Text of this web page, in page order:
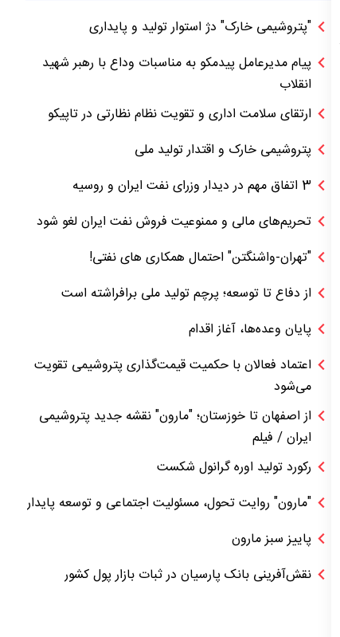
"پتروشیمی خارک" دژ استوار تولید و پایداری
پیام مدیرعامل پیدمکو به مناسبات وداع با رهبر شهید
انقلاب
ارتقای سلامت اداری و تقویت نظام نظارتی در تاپیکو
پتروشیمی خارک و اقتدار تولید ملی
3 اتفاق مهم در دیدار وزرای نفت ایران و روسیه
تحریم‌های مالی و ممنوعیت فروش نفت ایران لغو شود
"تهران-واشنگتن" احتمال همکاری های نفتی!
از دفاع تا توسعه؛ پرچم تولید ملی برافراشته است
پایان وعده‌ها، آغاز اقدام
اعتماد فعالان با حکمیت قیمت‌گذاری پتروشیمی تقویت
می‌شود
از اصفهان تا خوزستان؛ "مارون" نقشه جدید پتروشیمی
ایران / فیلم
رکورد تولید اوره گرانول شکست
"مارون" روایت تحول، مسئولیت اجتماعی و توسعه پایدار
پاییز سبز مارون
نقش‌آفرینی بانک پارسیان در ثبات بازار پول کشور